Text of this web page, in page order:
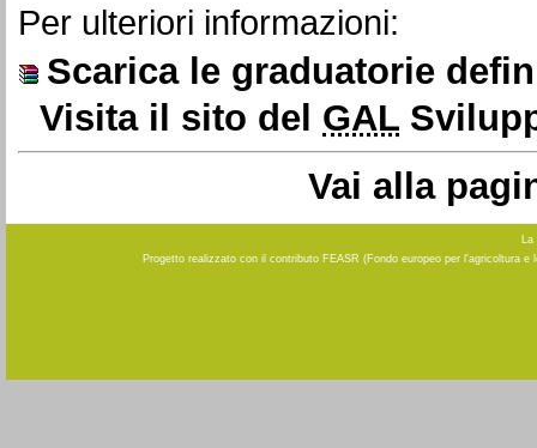
Per ulteriori informazioni:
Scarica le graduatorie
Visita il sito del GAL
Vai alla
La
Progetto realizzato con il contributo FEASR (Fondo europeo per l'agricoltura